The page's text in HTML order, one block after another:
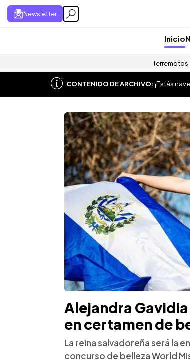
Newsletter
Inicio
Terremotos
CONTENIDO DE ARCHIVO:¡Estás
Alejandra
en certamen de
La reina salvadoreña será la
concurso de belleza World